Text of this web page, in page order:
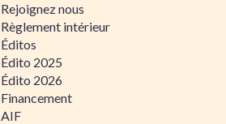
Rejoignez nous
Règlement intérieur
Éditos
Édito 2025
Édito 2026
Financement
AIF